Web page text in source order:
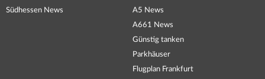
Südhessen News
A5 News
A661 News
Günstig tanken
Parkhäuser
Flugplan Frankfurt